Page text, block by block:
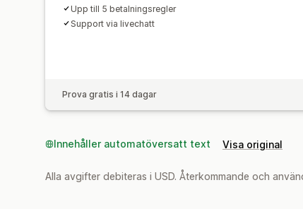
Upp till 5 betalningsregler
Support via livechatt
Prova gratis i 14 dagar
Innehåller automatöversatt text Visa original
Alla avgifter debiteras i USD. Återkommande och